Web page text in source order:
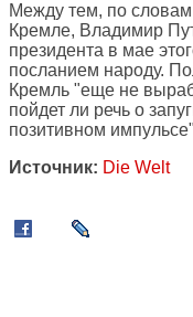
Между тем, по
Кремле, Владимир
президента в мае
посланием народу.
Кремль "еще не
пойдет ли речь о
позитивном
Источник: Die Welt